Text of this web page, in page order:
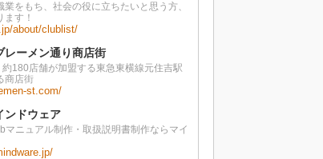
業をもち、社会の役に立ちたいと思う方、
ます！
about/clublist/
レーメン通り商店街
180店舗が加盟する東急東横線元住吉駅
商店街
st.com/
ンドウェア
マニュアル制作・取扱説明書制作ならマイ